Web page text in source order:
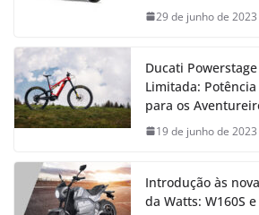
29 de junho de 2023
Ducati Powerstage
Limitada:
para os
19 de junho de 2023
Introdução às
da Watts: W160S e